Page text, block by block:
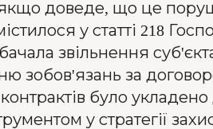
якщо доведе, що це
у статті 218
звільнення
зобов'язань за
було укладено
у стратегії